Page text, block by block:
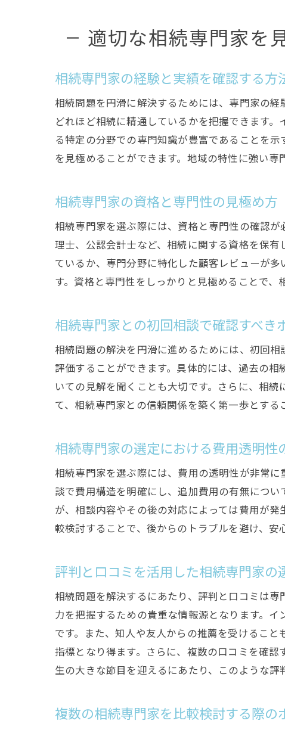
相
適切な相続専門家を
相続専門家の経験と実績を確認する方
相続問題を円滑に解決するためには、専門家の
どれほど相続に精通しているかを把握できます
る特定の分野での専門知識が豊富であることを
を見極めることができます。地域の特性に強い専
相続専門家の資格と専門性の見極め方
相続専門家を選ぶ際には、資格と専門性の確認
理士、公認会計士など、相続に関する資格を保
ているか、専門分野に特化した顧客レビューが
す。資格と専門性をしっかりと見極めることで、
相続専門家との初回相談で確認すべき
相続問題の解決を円滑に進めるためには、初回
評価することができます。具体的には、過去の
いての見解を聞くことも大切です。さらに、相
て、相続専門家との信頼関係を築く第一歩とする
相続専門家の選定における費用透明性
相続専門家を選ぶ際には、費用の透明性が非常
談で費用構造を明確にし、追加費用の有無につ
が、相談内容やその後の対応によっては費用が
較検討することで、後からのトラブルを避け、安
評判と口コミを活用した相続専門家の
相続問題を解決するにあたり、評判と口コミは
力を把握するための貴重な情報源となります。
です。また、知人や友人からの推薦を受けるこ
指標となり得ます。さらに、複数の口コミを確
生の大きな節目を迎えるにあたり、このような評
複数の相続専門家を比較検討する際の